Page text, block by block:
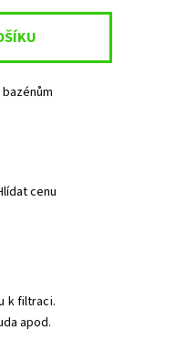
cenu
k filtraci.
apod.